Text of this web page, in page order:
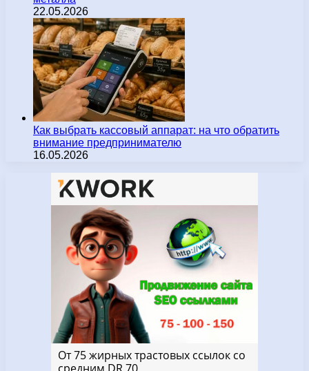
22.05.2026
Как выбрать кассовый аппарат: на что обратить
внимание предпринимателю
16.05.2026